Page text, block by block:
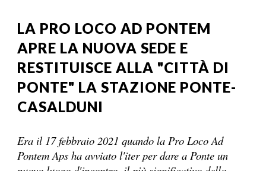
LA PRO LOCO AD PONTEM
APRE LA NUOVA SEDE E
RESTITUISCE ALLA "CITTÀ DI
PONTE" LA STAZIONE PONTE-
CASALDUNI
Era il 17 febbraio 2021 quando la Pro Loco Ad
Pontem Aps ha avviato l'iter per dare a Ponte un